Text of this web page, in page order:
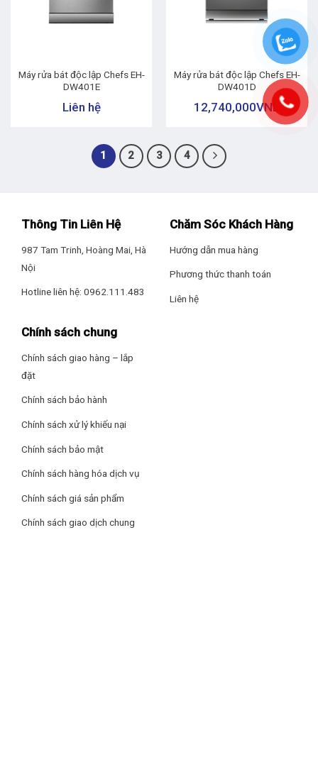
Máy rửa bát độc lập Chefs EH-
DW401E
Liên hệ
Máy rửa bát độc lập Chefs EH-
DW401D
12,740,000VND
1 2 3 4
Thông Tin Liên Hệ
987 Tam Trinh, Hoàng Mai, Hà
Nội
Hotline liên hệ: 0962.111.483
Chăm Sóc Khách Hàng
Hướng dẫn mua hàng
Phương thức thanh toán
Liên hệ
Chính sách chung
Chính sách giao hàng – lắp
đặt
Chính sách bảo hành
Chính sách xử lý khiếu nại
Chính sách bảo mật
Chính sách hàng hóa dịch vụ
Chính sách giá sản phẩm
Chính sách giao dịch chung